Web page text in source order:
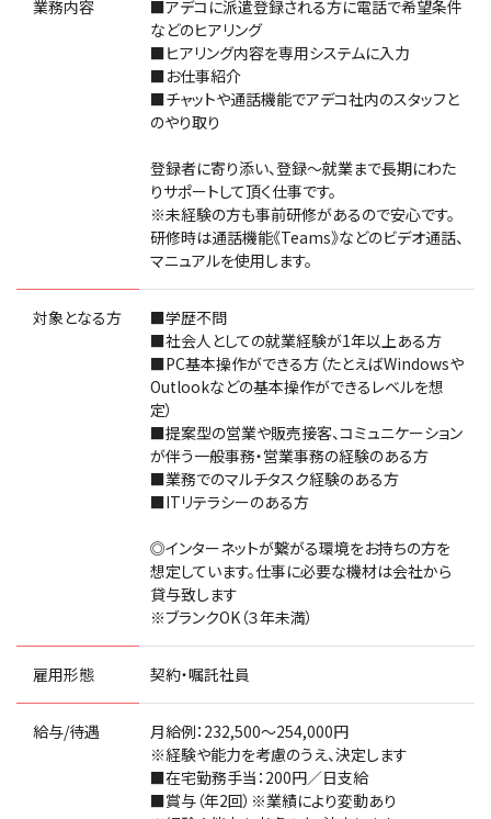
業務内容
■アデコに派遣登録される方に電話で希望条件
などのヒアリング
■ヒアリング内容を専用システムに入力
■お仕事紹介
■チャットや通話機能でアデコ社内のスタッフと
のやり取り
登録者に寄り添い、登録〜就業まで長期にわた
りサポートして頂く仕事です。
※未経験の方も事前研修があるので安心です。
研修時は通話機能《Teams》などのビデオ通話、
マニュアルを使用します。
対象となる方
■学歴不問
■社会人としての就業経験が1年以上ある方
■PC基本操作ができる方（たとえばWindowsや
Outlookなどの基本操作ができるレベルを想
定）
■提案型の営業や販売接客、コミュニケーション
が伴う一般事務・営業事務の経験のある方
■業務でのマルチタスク経験のある方
■ITリテラシーのある方
◎インターネットが繋がる環境をお持ちの方を
想定しています。仕事に必要な機材は会社から
貸与致します
※ブランクOK（３年未満）
雇用形態 契約・嘱託社員
給与/待遇
月給例：232,500～254,000円
※経験や能力を考慮のうえ、決定します
■在宅勤務手当：200円／日支給
■賞与（年2回）※業績により変動あり